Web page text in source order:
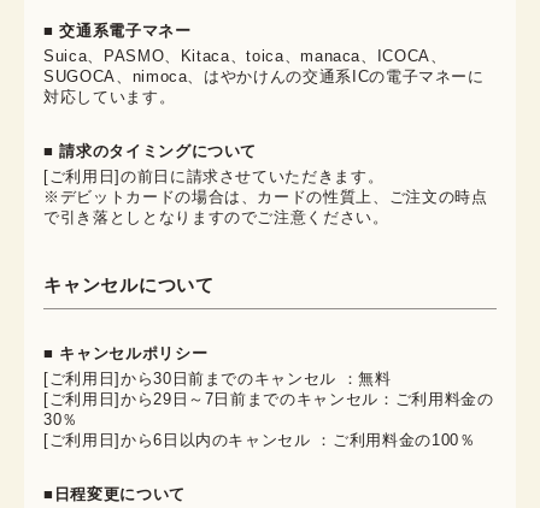
■ 交通系電子マネー
Suica、PASMO、Kitaca、toica、manaca、ICOCA、
SUGOCA、nimoca、はやかけんの交通系ICの電子マネーに
対応しています。
■ 請求のタイミングについて
[ご利用日]の前日に請求させていただきます。
※デビットカードの場合は、カードの性質上、ご注文の時点
で引き落としとなりますのでご注意ください。
キャンセルについて
■ キャンセルポリシー
[ご利用日]から30日前までのキャンセル ：無料
[ご利用日]から29日～7日前までのキャンセル：ご利用料金の
30％
[ご利用日]から6日以内のキャンセル ：ご利用料金の100％
■日程変更について